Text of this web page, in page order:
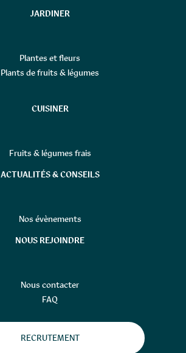
JARDINER
Plantes et fleurs
Plants de fruits & légumes
CUISINER
Fruits & légumes frais
ACTUALITÉS & CONSEILS
Nos évènements
NOUS REJOINDRE
Nous contacter
FAQ
RECRUTEMENT